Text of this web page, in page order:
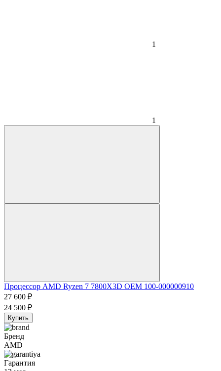
1
1
Процессор AMD Ryzen 7 7800X3D OEM 100-000000910
27 600 ₽
24 500 ₽
Купить
Бренд
AMD
Гарантия